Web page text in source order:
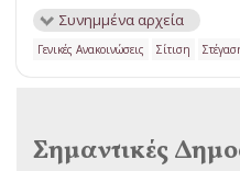
Συνημμένα αρχεία
Γενικές Ανακοινώσεις Σίτιση
Σημαντικές